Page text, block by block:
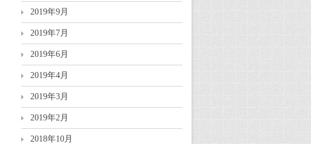
2019年9月
2019年7月
2019年6月
2019年4月
2019年3月
2019年2月
2018年10月